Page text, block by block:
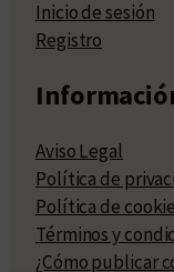
Inicio de sesión
Registro
Aviso Legal
Política de
Política de
Términos y
¿Cómo publicar